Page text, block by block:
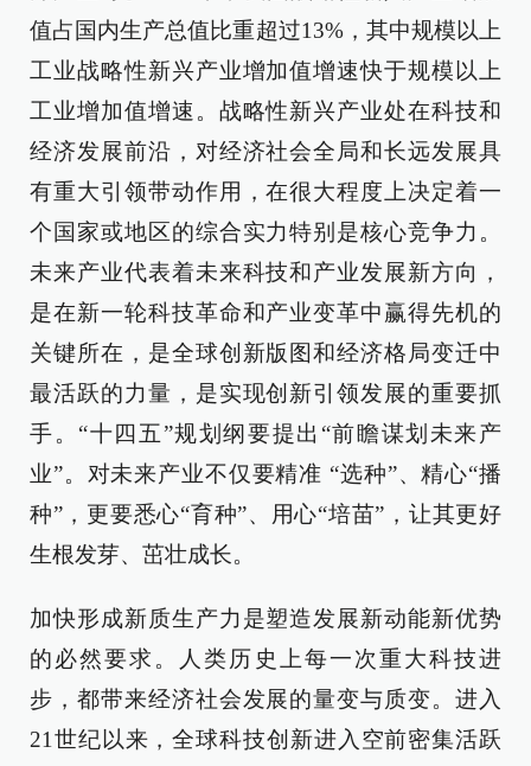
值占国内生产总值比重超过13%，其中规模以上
工业战略性新兴产业增加值增速快于规模以上
工业增加值增速。战略性新兴产业处在科技和
经济发展前沿，对经济社会全局和长远发展具
有重大引领带动作用，在很大程度上决定着一
个国家或地区的综合实力特别是核心竞争力。
未来产业代表着未来科技和产业发展新方向，
是在新一轮科技革命和产业变革中赢得先机的
关键所在，是全球创新版图和经济格局变迁中
最活跃的力量，是实现创新引领发展的重要抓
手。“十四五”规划纲要提出“前瞻谋划未来产
业”。对未来产业不仅要精准 “选种”、精心“播
种”，更要悉心“育种”、用心“培苗”，让其更好
生根发芽、茁壮成长。
加快形成新质生产力是塑造发展新动能新优势
的必然要求。人类历史上每一次重大科技进
步，都带来经济社会发展的量变与质变。进入
21世纪以来，全球科技创新进入空前密集活跃